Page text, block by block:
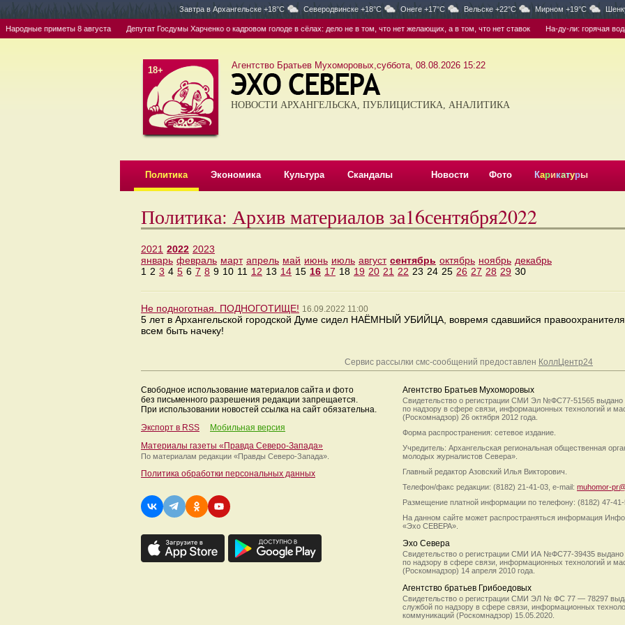
Завтра в Архангельске +18°C Северодвинске +18°C Онеге +17°C Вельске +22°C Мирном +19°C
приметы 8 августа Депутат Госдумы Харченко о кадровом голоде в сёлах: дело не в том, что нет желающих, а в том, что нет ставок На-ду-ли: горячая вода
18+ Агентство Братьев Мухоморовых,суббота, 08.08.2026 15:22
НОВОСТИ АРХАНГЕЛЬСКА, ПУБЛИЦИСТИКА, АНАЛИТИКА
Политика Экономика Культура Скандалы Новости Фото Карикатуры
Политика: Архив материалов за16сентября2022
2021 2022 2023
январь февраль март апрель май июнь июль август сентябрь октябрь ноябрь декабрь
1 2 3 4 5 6 7 8 9 10 11 12 13 14 15 16 17 18 19 20 21 22 23 24 25 26 27 28 29 30
Не подноготная. ПОДНОГОТИЩЕ! 16.09.2022 11:00
5 лет в Архангельской городской Думе сидел НАЁМНЫЙ УБИЙЦА, вовремя сдавшийся
всем быть начеку!
Сервис рассылки смс-сообщений предоставлен КоллЦентр24
Свободное использование материалов сайта и фото
без письменного разрешения редакции запрещается.
При использовании новостей ссылка на сайт обязательна.
Экспорт в RSS
Мобильная версия
Материалы газеты «Правда Северо-Запада»
По материалам редакции «Правды Северо-Запада».
Политика обработки персональных данных
Агентство Братьев Мухоморовых
Свидетельство о регистрации СМИ Эл №ФС77-51565 выдано
по надзору в сфере связи, информационных технологий и
(Роскомнадзор) 26 октября 2012 года.
Форма распространения: сетевое издание.
Учредитель: Архангельская региональная общественная
молодых журналистов Севера».
Главный редактор Азовский Илья Викторович.
Телефон/факс редакции: (8182) 21-41-03, e-mail: muhomor-
Размещение платной информации по телефону: (8182) 47-41-
На данном сайте может распространяться информация
«Эхо СЕВЕРА».
Эхо Севера
Свидетельство о регистрации СМИ ИА №ФС77-39435 выдано
по надзору в сфере связи, информационных технологий и
(Роскомнадзор) 14 апреля 2010 года.
Агентство братьев Грибоедовых
Свидетельство о регистрации СМИ ЭЛ № ФС 77 — 78297
службой по надзору в сфере связи, информационных
коммуникаций (Роскомнадзор) 15.05.2020.